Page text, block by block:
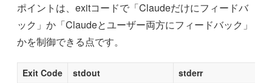
ポイントは、exitコードで「Claudeだけにフィードバ
ック」か「Claudeとユーザー両方にフィードバック」
かを制御できる点です。
Exit Code stdout stderr